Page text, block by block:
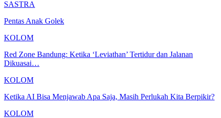
SASTRA
Pentas Anak Golek
KOLOM
Red Zone Bandung: Ketika ‘Leviathan’ Tertidur dan Jalanan
Dikuasai…
KOLOM
Ketika AI Bisa Menjawab Apa Saja, Masih Perlukah Kita Berpikir?
KOLOM